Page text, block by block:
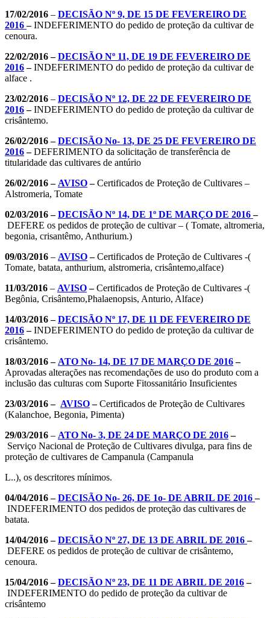
17/02/2016 – DECISÃO Nº 9, DE 15 DE FEVEREIRO DE
2016–INDEFERIMENTO do pedido de proteção da cultivar de
cenoura.
22/02/2016 – DECISÃO Nº 11, DE 19 DE FEVEREIRO DE
2016–INDEFERIMENTO do pedido de proteção da cultivar de
alface .
23/02/2016 – DECISÃO Nº 12, DE 22 DE FEVEREIRO DE
2016–INDEFERIMENTO do pedido de proteção da cultivar de
crisântemo.
26/02/2016 –DECISÃO No- 13, DE 25 DE FEVEREIRO DE
2016–DEFERIMENTO da solicitação de transferência de
titularidade das cultivares de antúrio
26/02/2016 – AVISO–Certificados de Proteção de Cultivares –
Alstromeria, Tomate
02/03/2016 –DECISÃO Nº 14, DE 1º DE MARÇO DE 2016–
DEFERE os pedidos de proteção de cultivar – ( Tomate, altromeria,
begonia, crisantêmo, Anthurium.)
09/03/2016 – AVISO–Certificados de Proteção de Cultivares -(
Tomate, batata, anthurium, alstromeria, crisântemo,alface)
11/03/2016 – AVISO–Certificados de Proteção de Cultivares -(
Begônia, Crisântemo,Phalaenopsis, Anturio, Alface)
14/03/2016 –DECISÃO Nº 17, DE 11 DE FEVEREIRO DE
2016–INDEFERIMENTO do pedido de proteção da cultivar de
crisântemo.
18/03/2016 – ATO No- 14, DE 17 DE MARÇO DE 2016–
Aprovadas alterações nas recomendações de uso do produto com a
inclusão das culturas com Suporte Fitossanitário Insuficientes
23/03/2016 – AVISO–Certificados de Proteção de Cultivares
(Kalanchoe, Begonia, Pimenta)
29/03/2016 – ATO No- 3, DE 24 DE MARÇO DE 2016–
Serviço Nacional de Proteção de Cultivares divulga, para fins de
proteção de cultivares de Campanula (Campanula
L..), os descritores mínimos.
04/04/2016 –DECISÃO No- 26, DE 1o- DE ABRIL DE 2016–
INDEFERIMENTO dos pedidos de proteção das cultivares de
batata.
14/04/2016 –DECISÃO Nº 27, DE 13 DE ABRIL DE 2016–
DEFERE os pedidos de proteção de cultivar de crisântemo,
cenoura.
15/04/2016 – DECISÃO Nº 23, DE 11 DE ABRIL DE 2016–
INDEFERIMENTO do pedido de proteção da cultivar de
crisântemo